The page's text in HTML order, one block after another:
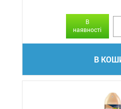
В
наявності
В